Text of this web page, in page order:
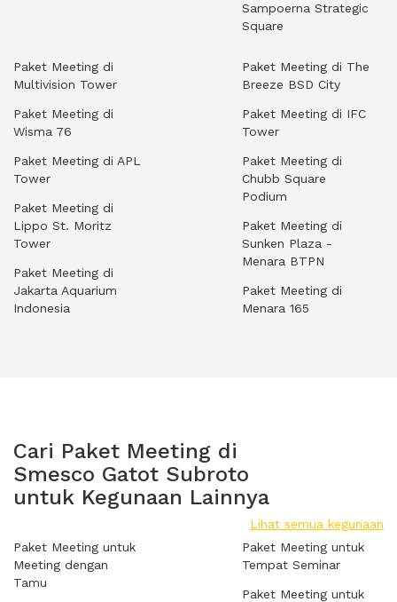
Sampoerna Strategic
Square
Paket Meeting di
Multivision Tower
Paket Meeting di
Wisma 76
Paket Meeting di APL
Tower
Paket Meeting di
Lippo St. Moritz
Tower
Paket Meeting di
Jakarta Aquarium
Indonesia
Paket Meeting di The
Breeze BSD City
Paket Meeting di IFC
Tower
Paket Meeting di
Chubb Square
Podium
Paket Meeting di
Sunken Plaza -
Menara BTPN
Paket Meeting di
Menara 165
Cari Paket Meeting di
Smesco Gatot Subroto
untuk Kegunaan Lainnya
Lihat semua kegunaan
Paket Meeting untuk
Meeting dengan
Tamu
Paket Meeting untuk
Tempat Seminar
Paket Meeting untuk